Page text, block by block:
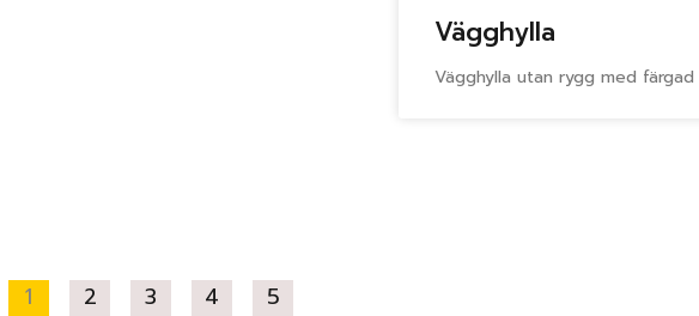
Vägghylla
Vägghylla utan rygg med
1 2 3 4 5